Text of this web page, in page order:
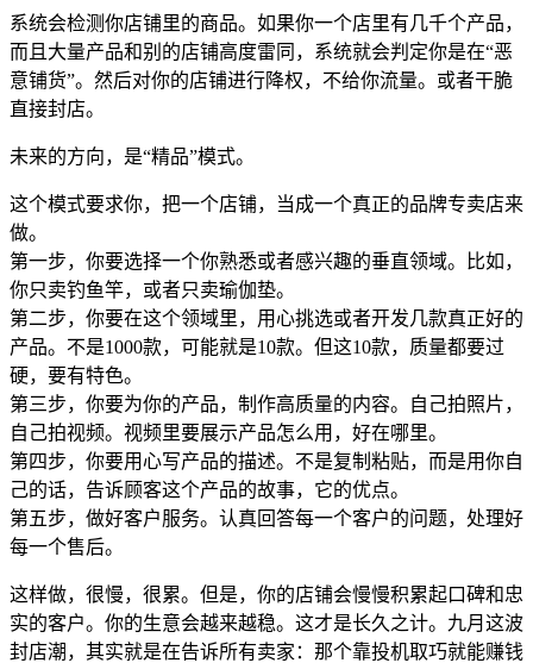
系统会检测你店铺里的商品。如果你一个店里有几千个产品，
而且大量产品和别的店铺高度雷同，系统就会判定你是在“恶
意铺货”。然后对你的店铺进行降权，不给你流量。或者干脆
直接封店。
未来的方向，是“精品”模式。
这个模式要求你，把一个店铺，当成一个真正的品牌专卖店来
做。
第一步，你要选择一个你熟悉或者感兴趣的垂直领域。比如，
你只卖钓鱼竿，或者只卖瑜伽垫。
第二步，你要在这个领域里，用心挑选或者开发几款真正好的
产品。不是1000款，可能就是10款。但这10款，质量都要过
硬，要有特色。
第三步，你要为你的产品，制作高质量的内容。自己拍照片，
自己拍视频。视频里要展示产品怎么用，好在哪里。
第四步，你要用心写产品的描述。不是复制粘贴，而是用你自
己的话，告诉顾客这个产品的故事，它的优点。
第五步，做好客户服务。认真回答每一个客户的问题，处理好
每一个售后。
这样做，很慢，很累。但是，你的店铺会慢慢积累起口碑和忠
实的客户。你的生意会越来越稳。这才是长久之计。九月这波
封店潮，其实就是在告诉所有卖家：那个靠投机取巧就能赚钱